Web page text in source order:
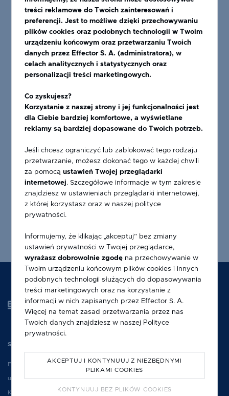
treści reklamowe do Twoich zainteresowań i
preferencji. Jest to możliwe dzięki przechowywaniu
plików cookies oraz podobnych technologii w Twoim
urządzeniu końcowym oraz przetwarzaniu Twoich
danych przez Effector S. A. (administratora), w
celach analitycznych i statystycznych oraz
personalizacji treści marketingowych.
Co zyskujesz?
Korzystanie z naszej strony i jej funkcjonalności jest
dla Ciebie bardziej komfortowe, a wyświetlane
reklamy są bardziej dopasowane do Twoich potrzeb.
Jeśli chcesz ograniczyć lub zablokować tego rodzaju
przetwarzanie, możesz dokonać tego w każdej chwili
za pomocąustawień Twojej przeglądarki
internetowej. Szczegółowe informacje w tym zakresie
znajdziesz w ustawieniach przeglądarki internetowej,
z której korzystasz oraz w naszej polityce
prywatności.
Informujemy, że klikając „akceptuj” bez zmiany
ustawień prywatności w Twojej przeglądarce,
wyrażasz dobrowolnie zgodę na przechowywanie w
Twoim urządzeniu końcowym plików cookies i innych
podobnych technologii służących do dopasowywania
treści marketingowych oraz na korzystanie z
informacji w nich zapisanych przez Effector S. A.
Więcej na temat zasad przetwarzania przez nas
Twoich danych znajdziesz w naszej Polityce
prywatności.
AKCEPTUJ I KONTYNUUJ Z NIEZBĘDNYMI
PLIKAMI COOKIES
KONTYNUUJ BEZ PLIKÓW COOKIES
POLECANE PRODUKTY
OKAPNIKI LPO 18 P
SIEDZIBA SPÓŁKI
EFFECTOR S.A.
ul. Hauke Bosaka 2, 25-214 Kielce, Polska
KRS: 0000077755